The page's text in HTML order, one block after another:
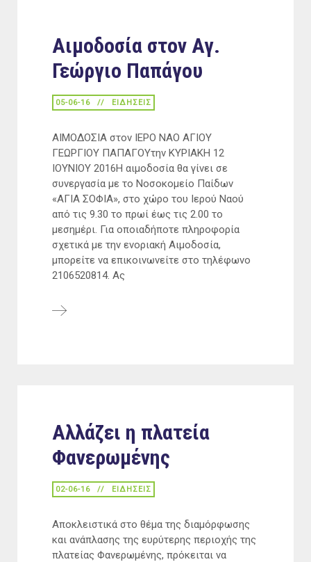
Αιμοδοσία στον Αγ.
Γεώργιο Παπάγου
05-06-16 ΕΙΔΉΣΕΙΣ
ΑΙΜΟΔΟΣΙΑ στον ΙΕΡΟ ΝΑΟ ΑΓΙΟΥ
ΓΕΩΡΓΙΟΥ ΠΑΠΑΓΟΥτην ΚΥΡΙΑΚΗ 12
ΙΟΥΝΙΟΥ 2016Η αιμοδοσία θα γίνει σε
συνεργασία με το Νοσοκομείο Παίδων
«ΑΓΙΑ ΣΟΦΙΑ», στο χώρο του Ιερού Ναού
από τις 9.30 το πρωί έως τις 2.00 το
μεσημέρι. Για οποιαδήποτε πληροφορία
σχετικά με την ενοριακή Αιμοδοσία,
μπορείτε να επικοινωνείτε στο τηλέφωνο
2106520814. Ας
Αλλάζει η πλατεία
Φανερωμένης
02-06-16 ΕΙΔΉΣΕΙΣ
Αποκλειστικά στο θέμα της διαμόρφωσης
και ανάπλασης της ευρύτερης περιοχής της
πλατείας Φανερωμένης, πρόκειται να